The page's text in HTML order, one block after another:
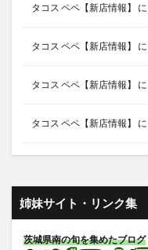
タコス ペペ【新店情報】 に
タコス ペペ【新店情報】 に
タコス ペペ【新店情報】 に
タコス ペペ【新店情報】 に
姉妹サイト・リンク集
茨城県南の旬を集めたブログ